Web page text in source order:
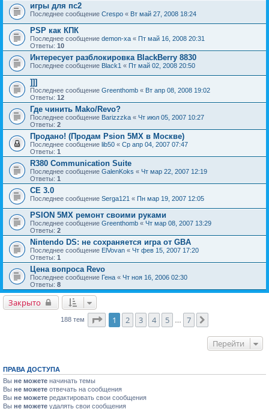
игры для пс2
Последнее сообщение Crespo « Вт май 27, 2008 18:24
PSP как КПК
Последнее сообщение demon-xa « Пт май 16, 2008 20:31
Ответы: 10
Интересует разблокировка BlackBerry 8830
Последнее сообщение Black1 « Пт май 02, 2008 20:50
]]]
Последнее сообщение Greenthomb « Вт апр 08, 2008 19:02
Ответы: 12
Где чинить Mako/Revo?
Последнее сообщение Barizzzka « Чт июл 05, 2007 10:27
Ответы: 2
Продано! (Продам Psion 5MX в Москве)
Последнее сообщение lib50 « Ср апр 04, 2007 07:47
Ответы: 1
R380 Communication Suite
Последнее сообщение GalenKoks « Чт мар 22, 2007 12:19
Ответы: 1
CE 3.0
Последнее сообщение Serga121 « Пн мар 19, 2007 12:05
PSION 5MX ремонт своими руками
Последнее сообщение Greenthomb « Чт мар 08, 2007 13:29
Ответы: 2
Nintendo DS: не сохраняется игра от GBA
Последнее сообщение ElVovan « Чт фев 15, 2007 17:20
Ответы: 1
Цена вопроса Revo
Последнее сообщение Гена « Чт ноя 16, 2006 02:30
Ответы: 8
Закрыто
188 тем Страница1 из
1 2 3 4 5 7
Перейти
ПРАВА ДОСТУПА
Вы не можете начинать темы
Вы не можете отвечать на сообщения
Вы не можете редактировать свои сообщения
Вы не можете удалять свои сообщения